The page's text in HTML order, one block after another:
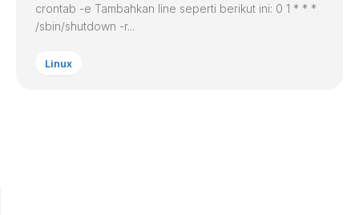
crontab -e Tambahkan line seperti berikut ini: 0 1 * * *
/sbin/shutdown -r...
Linux